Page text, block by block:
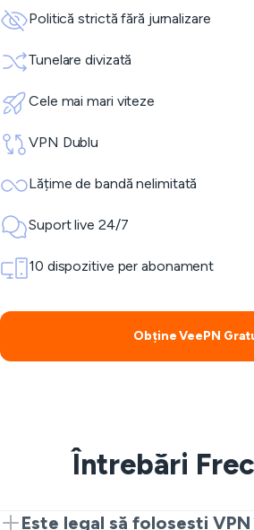
Politică strictă fără jurnalizare
Tunelare divizată
Cele mai mari viteze
VPN Dublu
Lățime de bandă nelimitată
Suport live 24/7
10 dispozitive per abonament
Obține VeePN
Întrebări
Este legal să folosești VPN